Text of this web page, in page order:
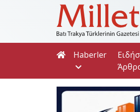
Haberler